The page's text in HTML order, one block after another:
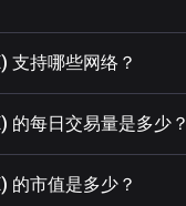
支持哪些网络？
的每日交易量是多少？
的市值是多少？